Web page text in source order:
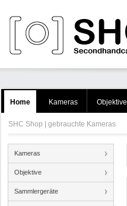
Home Kameras Objektive
SHC Shop | gebrauchte Kameras
Kameras
Objektive
Sammlergeräte